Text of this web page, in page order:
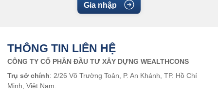
Gia nhập
THÔNG TIN LIÊN HỆ
CÔNG TY CỔ PHẦN ĐẦU TƯ XÂY DỰNG WEALTHCONS
Trụ sở chính: 2/26 Võ Trường Toản, P. An Khánh, TP. Hồ Chí
Minh, Việt Nam.